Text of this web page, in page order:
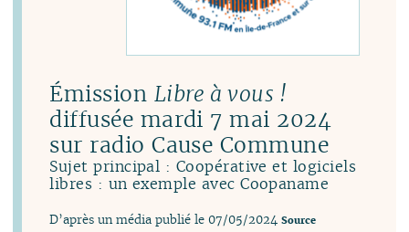
Émission Libre à vous !
diffusée mardi 7 mai 2024
sur radio Cause Commune
Sujet principal : Coopérative et logiciels
libres : un exemple avec Coopaname
D’après un média publié le 07/05/2024 Source